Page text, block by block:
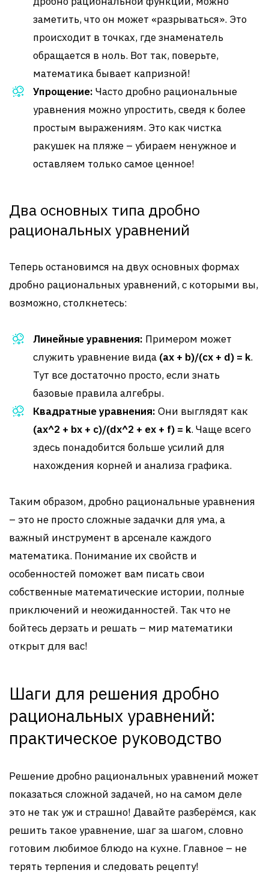
заметить, что он может «разрываться». Это
происходит в точках, где знаменатель
обращается в ноль. Вот так, поверьте,
математика бывает капризной!
Упрощение: Часто дробно рациональные
уравнения можно упростить, сведя к более
простым выражениям. Это как чистка
ракушек на пляже – убираем ненужное и
оставляем только самое ценное!
Два основных типа дробно
рациональных уравнений
Теперь остановимся на двух основных формах
дробно рациональных уравнений, с которыми вы,
возможно, столкнетесь:
Линейные уравнения: Примером может
служить уравнение вида (ax + b)/(cx + d) = k.
Тут все достаточно просто, если знать
базовые правила алгебры.
Квадратные уравнения: Они выглядят как
(ax^2 + bx + c)/(dx^2 + ex + f) = k. Чаще всего
здесь понадобится больше усилий для
нахождения корней и анализа графика.
Таким образом, дробно рациональные уравнения
– это не просто сложные задачки для ума, а
важный инструмент в арсенале каждого
математика. Понимание их свойств и
особенностей поможет вам писать свои
собственные математические истории, полные
приключений и неожиданностей. Так что не
бойтесь дерзать и решать – мир математики
открыт для вас!
Шаги для решения дробно
рациональных уравнений:
практическое руководство
Решение дробно рациональных уравнений может
показаться сложной задачей, но на самом деле
это не так уж и страшно! Давайте разберёмся, как
решить такое уравнение, шаг за шагом, словно
готовим любимое блюдо на кухне. Главное – не
терять терпения и следовать рецепту!